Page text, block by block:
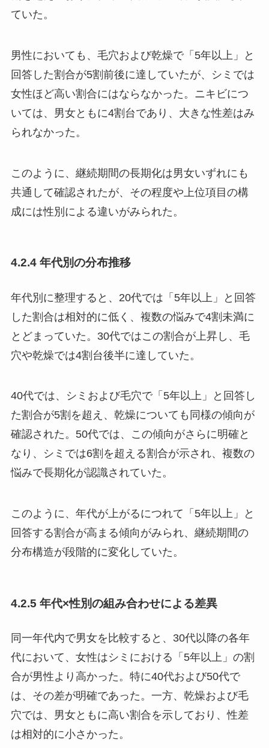
ていた。
男性においても、毛穴および乾燥で「5年以上」と
回答した割合が5割前後に達していたが、シミでは
女性ほど高い割合にはならなかった。ニキビにつ
いては、男女ともに4割台であり、大きな性差はみ
られなかった。
このように、継続期間の長期化は男女いずれにも
共通して確認されたが、その程度や上位項目の構
成には性別による違いがみられた。
4.2.4 年代別の分布推移
年代別に整理すると、20代では「5年以上」と回答
した割合は相対的に低く、複数の悩みで4割未満に
とどまっていた。30代ではこの割合が上昇し、毛
穴や乾燥では4割台後半に達していた。
40代では、シミおよび毛穴で「5年以上」と回答し
た割合が5割を超え、乾燥についても同様の傾向が
確認された。50代では、この傾向がさらに明確と
なり、シミでは6割を超える割合が示され、複数の
悩みで長期化が認識されていた。
このように、年代が上がるにつれて「5年以上」と
回答する割合が高まる傾向がみられ、継続期間の
分布構造が段階的に変化していた。
4.2.5 年代×性別の組み合わせによる差異
同一年代内で男女を比較すると、30代以降の各年
代において、女性はシミにおける「5年以上」の割
合が男性より高かった。特に40代および50代で
は、その差が明確であった。一方、乾燥および毛
穴では、男女ともに高い割合を示しており、性差
は相対的に小さかった。